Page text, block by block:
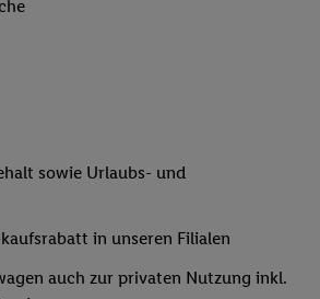
sowie Urlaubs- und
in unseren Filialen
auch zur privaten Nutzung inkl.